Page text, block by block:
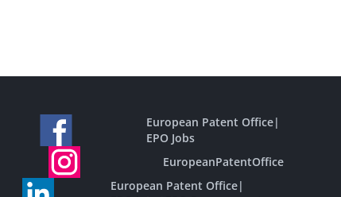
European Patent Office|
EPO Jobs
EuropeanPatentOffice
European Patent Office|